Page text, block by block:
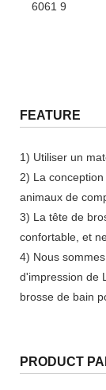
FEATURE
1) Utiliser un
2) La
animaux de
3) La tête de
confortable, et
4) Nous
d'impression de
brosse de bain
PRODUCT